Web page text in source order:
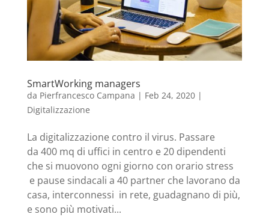
SmartWorking managers
da Pierfrancesco Campana | Feb 24, 2020|
Digitalizzazione
La digitalizzazione contro il virus. Passare
da 400 mq di uffici in centro e 20 dipendenti
che si muovono ogni giorno con orario stress
e pause sindacali a 40 partner che lavorano da
casa, interconnessi in rete, guadagnano di più,
e sono più motivati...